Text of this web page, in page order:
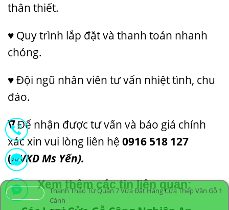
thân thiết.
♥ Quy trình lắp đặt và thanh toán nhanh
chóng.
♥ Đội ngũ nhân viên tư vấn nhiệt tình, chu
đáo.
∇Để nhận được tư vấn và báo giá chính
xác xin vui lòng liên hệ 0916 518 127
(NVKD Ms Yến).
Xem thêm các tin liên quan:
Cánh
4 Phút Trước